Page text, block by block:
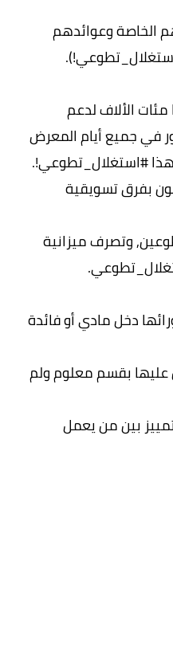
الخاصة وعوائدهم
الألاف لدعم
في جميع أيام المعرض
#استغلال_تطوعي!.
بفرق تسويقية
وتصرف ميزانية
دخل مادي أو فائدة
عليها بقسم معلوم ولم
بين من يعمل